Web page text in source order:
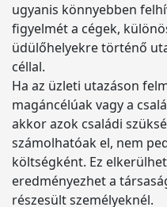
ugyanis könnyebben
figyelmét a cégek,
üdülőhelyekre történő
céllal.
Ha az üzleti utazáson
magáncélúak vagy a
akkor azok családi
számolhatóak el, nem
költségként. Ez
eredményezhet a
részesült személyeknél.